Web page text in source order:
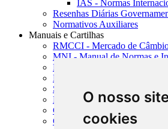
O nosso
cookies
IAS - Normas
Resenhas Diárias
Normativos Auxiliares
Manuais e Cartilhas
RMCCI - Mercado de
MNI - Manual de Normas e
MTVM - Manual de Títulos e
MCR - Manual de Crédito
SISORF - Manual de
MASUP - Manual de
CADOC - Catálogo de
CNAE-CONCLA -